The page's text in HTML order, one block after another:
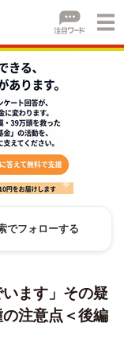
でフォローする
います」その疑
注意点＜後編